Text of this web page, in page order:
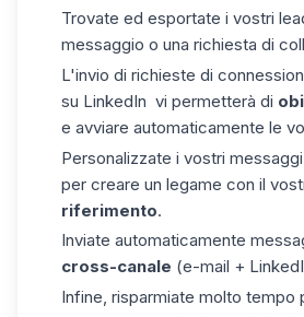
Trovate ed esportate i vostri
messaggio o una richiesta di
L'invio di richieste di
su LinkedIn vi permetterà di
e avviare automaticamente le
Personalizzate i vostri
per creare un legame con il
riferimento.
Inviate automaticamente
cross-canale (e-mail +
Infine, risparmiate molto tempo